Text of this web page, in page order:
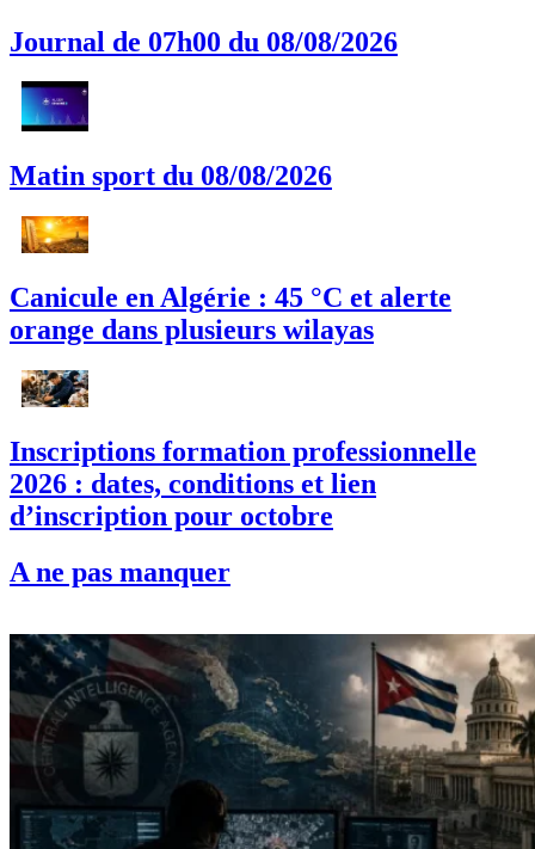
Journal de 07h00 du 08/08/2026
Matin sport du 08/08/2026
Canicule en Algérie : 45 °C et alerte
orange dans plusieurs wilayas
Inscriptions formation professionnelle
2026 : dates, conditions et lien
d’inscription pour octobre
A ne pas manquer